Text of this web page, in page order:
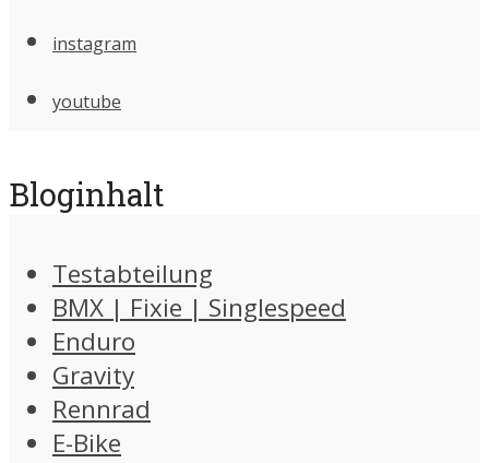
instagram
youtube
Bloginhalt
Testabteilung
BMX | Fixie | Singlespeed
Enduro
Gravity
Rennrad
E-Bike